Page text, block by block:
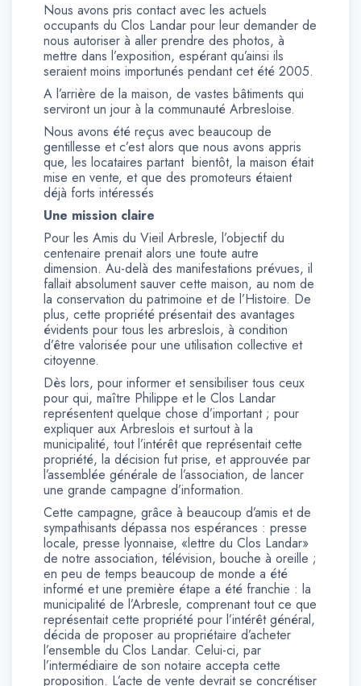
Nous avons pris contact avec les actuels
occupants du Clos Landar pour leur demander de
nous autoriser à aller prendre des photos, à
mettre dans l’exposition, espérant qu’ainsi ils
seraient moins importunés pendant cet été 2005.
A l’arrière de la maison, de vastes bâtiments qui
serviront un jour à la communauté Arbresloise.
Nous avons été reçus avec beaucoup de
gentillesse et c’est alors que nous avons appris
que, les locataires partant bientôt, la maison était
mise en vente, et que des promoteurs étaient
déjà forts intéressés
Une mission claire
Pour les Amis du Vieil Arbresle, l’objectif du
centenaire prenait alors une toute autre
dimension. Au-delà des manifestations prévues, il
fallait absolument sauver cette maison, au nom de
la conservation du patrimoine et de l’Histoire. De
plus, cette propriété présentait des avantages
évidents pour tous les arbreslois, à condition
d’être valorisée pour une utilisation collective et
citoyenne.
Dès lors, pour informer et sensibiliser tous ceux
pour qui, maître Philippe et le Clos Landar
représentent quelque chose d’important ; pour
expliquer aux Arbreslois et surtout à la
municipalité, tout l’intérêt que représentait cette
propriété, la décision fut prise, et approuvée par
l’assemblée générale de l’association, de lancer
une grande campagne d’information.
Cette campagne, grâce à beaucoup d’amis et de
sympathisants dépassa nos espérances : presse
locale, presse lyonnaise, «lettre du Clos Landar»
de notre association, télévision, bouche à oreille ;
en peu de temps beaucoup de monde a été
informé et une première étape a été franchie : la
municipalité de l’Arbresle, comprenant tout ce que
représentait cette propriété pour l’intérêt général,
décida de proposer au propriétaire d’acheter
l’ensemble du Clos Landar. Celui-ci, par
l’intermédiaire de son notaire accepta cette
proposition. L’acte de vente devrait se concrétiser